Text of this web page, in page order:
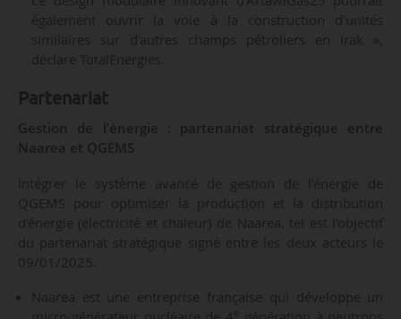
également ouvrir la voie à la construction d’unités
similaires sur d’autres champs pétroliers en Irak »,
déclare TotalEnergies.
Partenariat
Gestion de l’énergie : partenariat stratégique entre
Naarea et QGEMS
Intégrer le système avancé de gestion de l’énergie de
QGEMS pour optimiser la production et la distribution
d’énergie (électricité et chaleur) de Naarea, tel est l’objectif
du partenariat stratégique signé entre les deux acteurs le
09/01/2025.
Naarea est une entreprise française qui développe un